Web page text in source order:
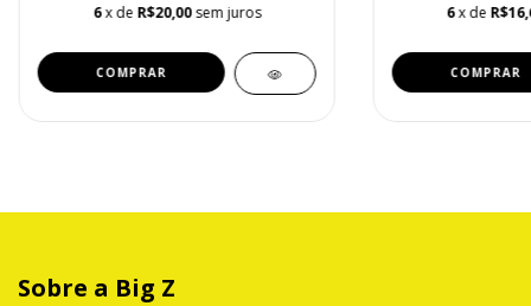
6x de R$20,00 sem juros 6x de
Sobre a Big Z